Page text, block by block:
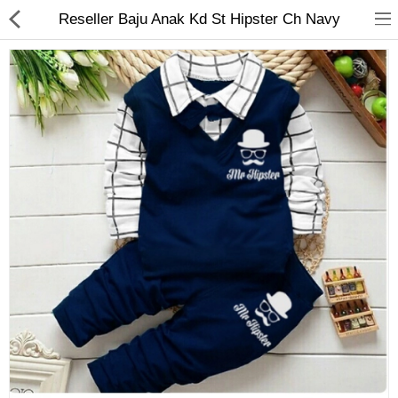
Kesehatan
Mainan
Makanan & Minuman
Pakaian Anak
Reseller Baju Anak Kd St Hipster Ch Navy